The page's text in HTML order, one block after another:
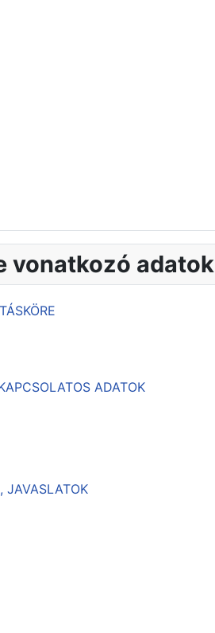
vonatkozó adatok
ADATOK
JAVASLATOK